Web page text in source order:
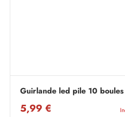
Guirlande led pile 10
5,99 €